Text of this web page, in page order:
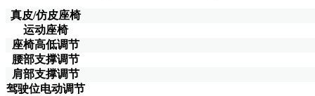
真皮/仿皮座椅
运动座椅
座椅高低调节
腰部支撑调节
肩部支撑调节
驾驶位电动调节